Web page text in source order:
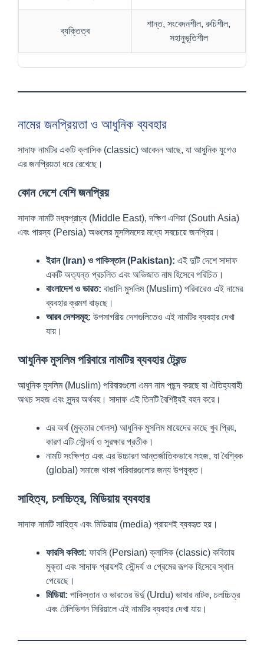
ব্যক্তিত্ব
শান্ত, সংবেদনশীল, রুচিশীল,
সহানুভূতিশীল
নামের জনপ্রিয়তা ও আধুনিক ব্যবহার
সাদাফ নামটির একটি ক্লাসিক (classic) আবেদন আছে, যা আধুনিক যুগেও
এর জনপ্রিয়তা ধরে রেখেছে।
কোন দেশে বেশি জনপ্রিয়
সাদাফ নামটি মধ্যপ্রাচ্য (Middle East), দক্ষিণ এশিয়া (South Asia)
এবং পারস্য (Persia) অঞ্চলের মুসলিমদের মধ্যে সবচেয়ে জনপ্রিয়।
ইরান (Iran) ও পাকিস্তান (Pakistan): এই দুটি দেশে সাদাফ
একটি অত্যন্ত প্রচলিত এবং অভিজাত নাম হিসেবে পরিচিত।
বাংলাদেশ ও ভারত: বাঙালি মুসলিম (Muslim) পরিবারেও এই নামের
ব্যবহার ক্রমশ বাড়ছে।
আরব দেশসমূহ: উপসাগরীয় দেশগুলিতেও এই নামটির ব্যবহার দেখা
যায়।
আধুনিক মুসলিম পরিবারে নামটির ব্যবহার ট্রেন্ড
আধুনিক মুসলিম (Muslim) পরিবারগুলো এমন নাম পছন্দ করছে যা ঐতিহ্যবাহী
অথচ সহজ এবং সুন্দর অর্থবহ। সাদাফ এই তিনটি বৈশিষ্ট্যই বহন করে।
এর অর্থ (মুক্তার খোলস) আধুনিক মুসলিম মায়েদের কাছে খুব প্রিয়,
কারণ এটি সৌন্দর্য ও সুরক্ষার প্রতীক।
নামটি সংক্ষিপ্ত এবং এর উচ্চারণ আন্তর্জাতিকভাবে সহজ, যা বৈশ্বিক
(global) সমাজে থাকা পরিবারগুলোর জন্য উপযুক্ত।
সাহিত্য, চলচ্চিত্র, মিডিয়ায় ব্যবহার
সাদাফ নামটি সাহিত্য এবং মিডিয়ায় (media) প্রায়শই ব্যবহৃত হয়।
ফারসি কবিতা: ফারসি (Persian) ক্লাসিক (classic) কবিতায়
মুক্তা এবং সাদাফ প্রায়শই সৌন্দর্য ও প্রেমের রূপক হিসেবে স্থান
পেয়েছে।
মিডিয়া: পাকিস্তান ও ভারতের উর্দু (Urdu) ভাষার নাটক, চলচ্চিত্র
এবং টেলিভিশন সিরিয়ালে এই নামটির ব্যবহার দেখা যায়।